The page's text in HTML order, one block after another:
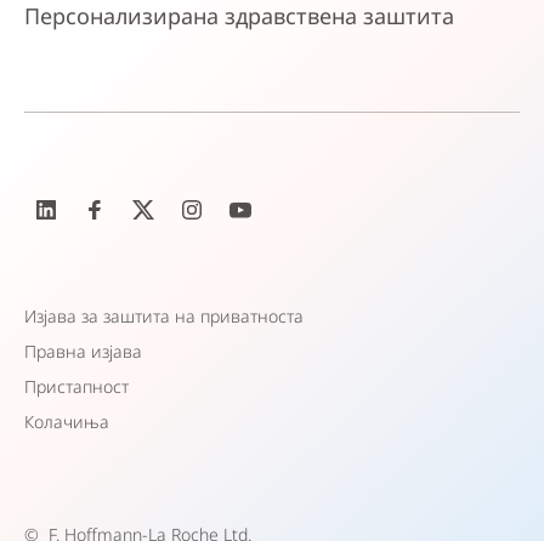
Персонализирана здравствена заштита
Изјава за заштита на приватноста
Правна изјава
Пристапност
Колачиња
© F. Hoffmann-La Roche Ltd.